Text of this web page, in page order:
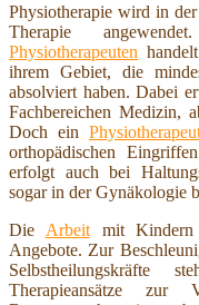
Physiotherapie wird in
Therapie
Physiotherapeuten
ihrem Gebiet, die
absolviert haben. Dabei
Fachbereichen Medizin,
Doch ein
orthopädischen
erfolgt auch bei
sogar in der Gynäkologie
Die Arbeitmit Kindern
Angebote. Zur
Selbstheilungskräfte
Therapieansätze zur